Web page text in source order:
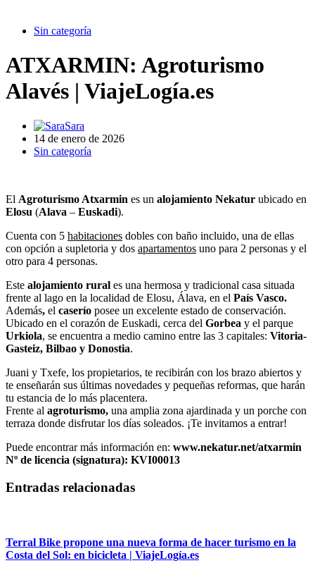
Sin categoría
ATXARMIN: Agroturismo
Alavés | ViajeLogía.es
Sara
14 de enero de 2026
Sin categoría
El Agroturismo Atxarmin es un alojamiento Nekatur ubicado en
Elosu (Alava – Euskadi).
Cuenta con 5 habitaciones dobles con baño incluido, una de ellas
con opción a supletoria y dos apartamentos uno para 2 personas y el
otro para 4 personas.
Este alojamiento rural es una hermosa y tradicional casa situada
frente al lago en la localidad de Elosu, Álava, en el País Vasco.
Además, el caserío posee un excelente estado de conservación.
Ubicado en el corazón de Euskadi, cerca del Gorbea y el parque
Urkiola, se encuentra a medio camino entre las 3 capitales: Vitoria-
Gasteiz, Bilbao y Donostia.
Juani y Txefe, los propietarios, te recibirán con los brazo abiertos y
te enseñarán sus últimas novedades y pequeñas reformas, que harán
tu estancia de lo más placentera.
Frente al agroturismo, una amplia zona ajardinada y un porche con
terraza donde disfrutar los días soleados. ¡Te invitamos a entrar!
Puede encontrar más información en: www.nekatur.net/atxarmin
Nº de licencia (signatura): KVI00013
Entradas relacionadas
Terral Bike propone una nueva forma de hacer turismo en la
Costa del Sol: en bicicleta | ViajeLogía.es